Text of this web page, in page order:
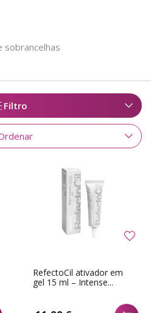
sobrancelhas
Filtro
RefectoCil ativador em
gel 15 ml – Intense...